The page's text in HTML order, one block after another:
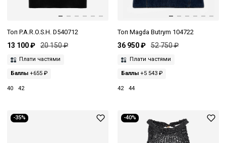
Топ P.A.R.O.S.H. D540712
13 100 ₽ 20 150 ₽
Плати частями
Баллы +655 ₽
40 42
Топ Magda Butrym 104722
36 950 ₽ 52 750 ₽
Плати частями
Баллы+5 543 ₽
42 44
-35% -40%